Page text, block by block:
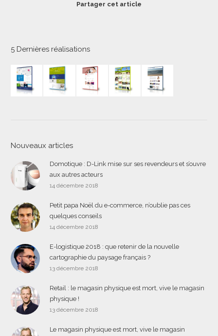
Partager cet article
5 Dernières réalisations
Nouveaux articles
Domotique : D-Link mise sur ses revendeurs et s’ouvre
aux autres acteurs
14 décembre 2018
Petit papa Noël du e-commerce, n’oublie pas ces
quelques conseils
14 décembre 2018
E-logistique 2018 : que retenir de la nouvelle
cartographie du paysage français ?
13 décembre 2018
Retail : le magasin physique est mort, vive le magasin
physique !
13 décembre 2018
Le magasin physique est mort, vive le magasin